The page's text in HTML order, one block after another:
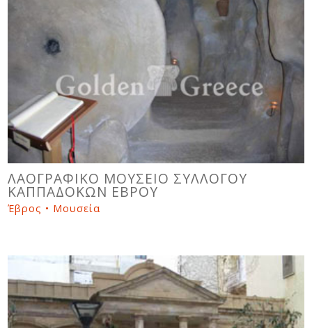
ΛΑΟΓΡΑΦΙΚΟ ΜΟΥΣΕΙΟ ΣΥΛΛΟΓΟΥ
ΚΑΠΠΑΔΟΚΩΝ ΕΒΡΟΥ
Έβρος • Μουσεία